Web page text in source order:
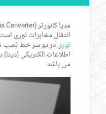
انتقال مخابرات نوری
نوریدر دو سر خط نصب
اطلاعات الکتریکی
می باشد.